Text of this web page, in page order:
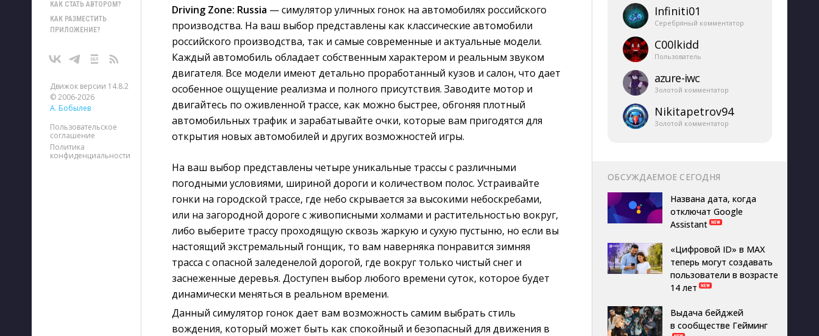
КАК СТАТЬ АВТОРОМ?
КАК РАЗМЕСТИТЬ
ПРИЛОЖЕНИЕ?
Движок версии 14.8.2
© 2006-2026
А. Бобылев
Пользовательское
соглашение
Политика
конфиденциальности
Driving Zone: Russia — симулятор уличных гонок на автомобилях российского
производства. На ваш выбор представлены как классические автомобили
российского производства, так и самые современные и актуальные модели.
Каждый автомобиль обладает собственным характером и реальным звуком
двигателя. Все модели имеют детально проработанный кузов и салон, что дает
особенное ощущение реализма и полного присутствия. Заводите мотор и
двигайтесь по оживленной трассе, как можно быстрее, обгоняя плотный
автомобильных трафик и зарабатывайте очки, которые вам пригодятся для
открытия новых автомобилей и других возможностей игры.
На ваш выбор представлены четыре уникальные трассы с различными
погодными условиями, шириной дороги и количеством полос. Устраивайте
гонки на городской трассе, где небо скрывается за высокими небоскребами,
или на загородной дороге с живописными холмами и растительностью вокруг,
либо выберите трассу проходящую сквозь жаркую и сухую пустыню, но если вы
настоящий экстремальный гонщик, то вам наверняка понравится зимняя
трасса с опасной заледенелой дорогой, где вокруг только чистый снег и
заснеженные деревья. Доступен выбор любого времени суток, которое будет
динамически меняться в реальном времени.
Данный симулятор гонок дает вам возможность самим выбрать стиль
вождения, который может быть как спокойный и безопасный для движения в
Infiniti01
Серебряный комментатор
C00lkidd
Пользователь
azure-​iwc
Золотой комментатор
Nikitapetrov94
Золотой комментатор
ОБСУЖДАЕМОЕ СЕГОДНЯ
Названа дата, когда
отключат Google
Assistant
«Цифровой ID» в MAX
теперь могут создавать
пользователи в возрасте
14 лет
Выдача бейджей
в сообществе Гейминг